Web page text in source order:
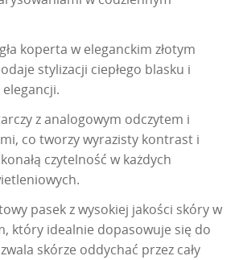
koperta w eleganckim złotym
stylizacji ciepłego blasku i
z analogowym odczytem i
co tworzy wyrazisty kontrast i
czytelność w każdych
pasek z wysokiej jakości skóry w
który idealnie dopasowuje się do
skórze oddychać przez cały